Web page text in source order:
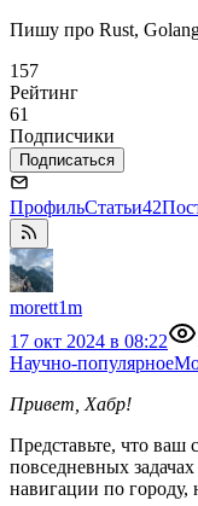
Пишу про Rust,
157
Рейтинг
61
Подписчики
Подписаться
ПрофильСтатьи42
morett1m
17 окт 2024 в 08:22
Научно-популярное
Привет, Хабр!
Представьте, что ваш
повседневных
навигации по городу,